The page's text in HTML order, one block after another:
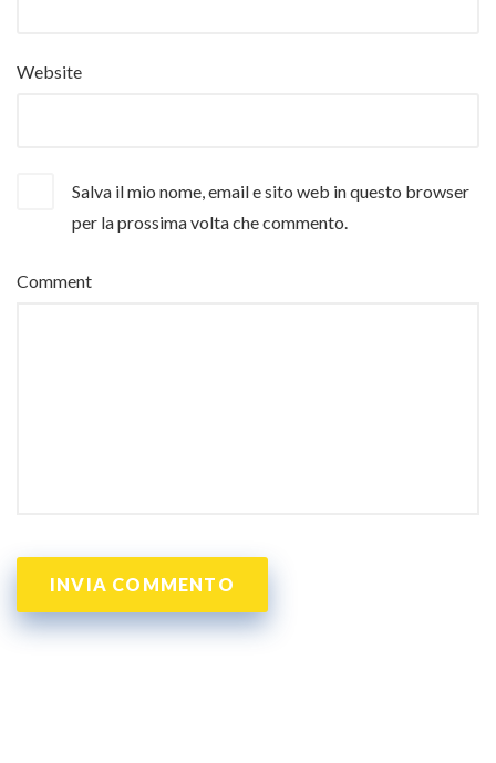
Website
Salva il mio nome, email e sito web in questo browser
per la prossima volta che commento.
Comment